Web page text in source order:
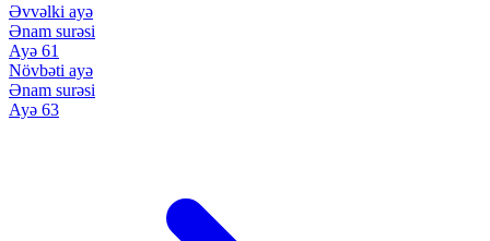
Əvvəlki ayə
Ənam surəsi
Ayə 61
Növbəti ayə
Ənam surəsi
Ayə 63